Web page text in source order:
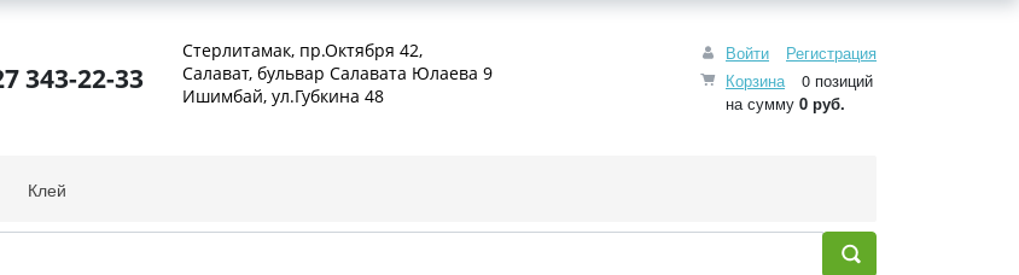
Войти
Регистрация
Корзина
0 позиций
на сумму 0 руб.
343-22-33
Стерлитамак, пр.Октября 42,
Салават, бульвар Салавата Юлаева 9
Ишимбай, ул.Губкина 48
Клей